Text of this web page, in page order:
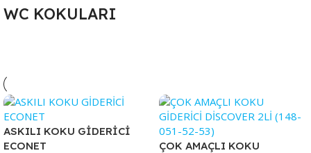
WC KOKULARI
ASKILI KOKU GİDERİCİ
ECONET
ÇOK AMAÇLI KOKU